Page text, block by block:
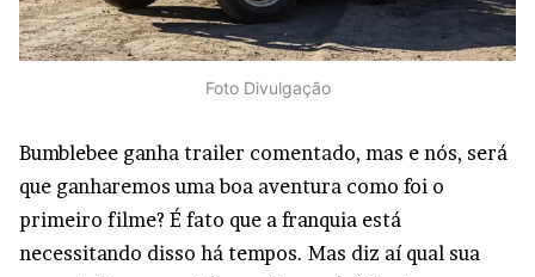
Foto Divulgação
Bumblebee ganha trailer comentado, mas e nós, será
que ganharemos uma boa aventura como foi o
primeiro filme? É fato que a franquia está
necessitando disso há tempos. Mas diz aí qual sua